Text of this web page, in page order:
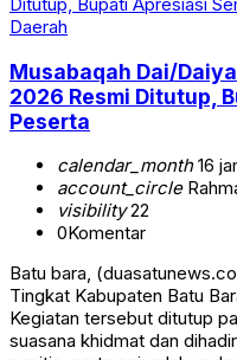
Daerah
Musabaqah Dai/
2026 Resmi Ditutup,
Peserta
calendar_month16
account_circle
visibility22
0Komentar
Batu bara,
Tingkat Kabupaten Batu
Kegiatan tersebut ditutup
suasana khidmat dan